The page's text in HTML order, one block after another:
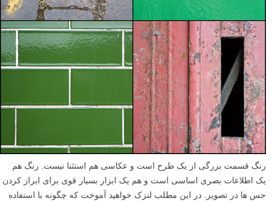
رنگ قسمت بزرگی از یک طرح است و عکاسی هم استثنا نیست. رنگ هم
یک اطلاعات بصری اساسی است و هم یک ابزار بسیار قوی برای ابراز کردن
حس ها در تصویر. در این مطلب لنزک خواهید آموخت که چگونه با استفاده